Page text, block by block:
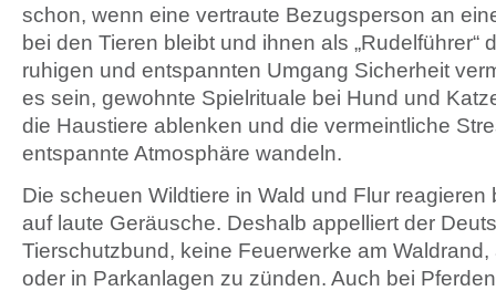
schon, wenn eine vertraute Bezugsperson an
bei den Tieren bleibt und ihnen als „Rudelführer“
ruhigen und entspannten Umgang Sicherheit
es sein, gewohnte Spielrituale bei Hund und
die Haustiere ablenken und die vermeintliche
entspannte Atmosphäre wandeln.
Die scheuen Wildtiere in Wald und Flur
auf laute Geräusche. Deshalb appelliert der
Tierschutzbund, keine Feuerwerke am
oder in Parkanlagen zu zünden. Auch bei